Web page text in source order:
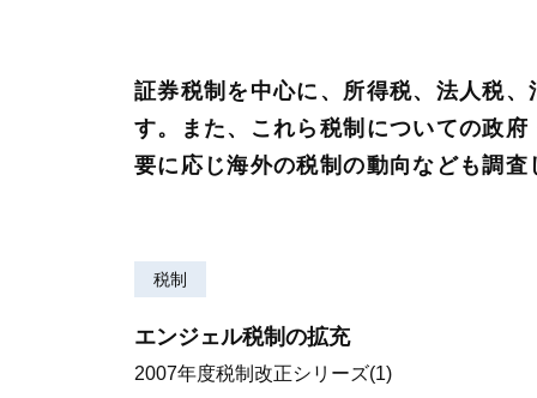
証券税制を中心に、所得税、法人税
す。また、これら税制についての政
要に応じ海外の税制の動向なども調査
税制
エンジェル税制の拡充
2007年度税制改正シリーズ(1)